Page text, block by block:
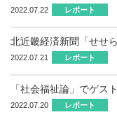
2022.07.22 レポート
北近畿経済新聞「せせ
2022.07.21 レポート
「社会福祉論」でゲス
2022.07.20 レポート